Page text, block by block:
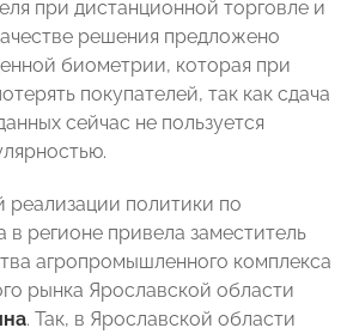
при дистанционной торговле и
решения предложено
биометрии, которая при
покупателей, так как сдача
сейчас не пользуется
политики по
в регионе привела заместитель
агропромышленного комплекса
рынка Ярославской области
. Так, в Ярославской области